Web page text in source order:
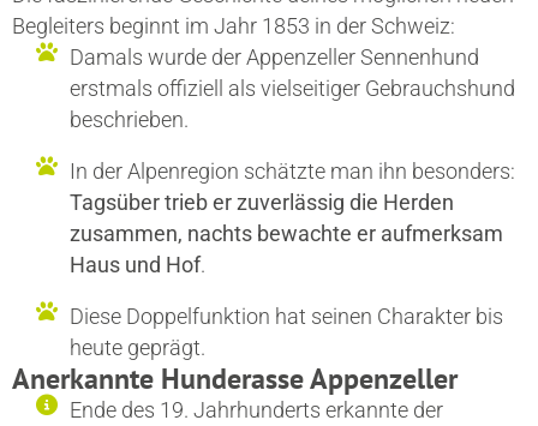
Begleiters beginnt im Jahr 1853 in der Schweiz:
Damals wurde der Appenzeller Sennenhund
erstmals offiziell als vielseitiger Gebrauchshund
beschrieben.
In der Alpenregion schätzte man ihn besonders:
Tagsüber trieb er zuverlässig die Herden
zusammen, nachts bewachte er aufmerksam
Haus und Hof.
Diese Doppelfunktion hat seinen Charakter bis
heute geprägt.
Anerkannte Hunderasse Appenzeller
Ende des 19. Jahrhunderts erkannte der